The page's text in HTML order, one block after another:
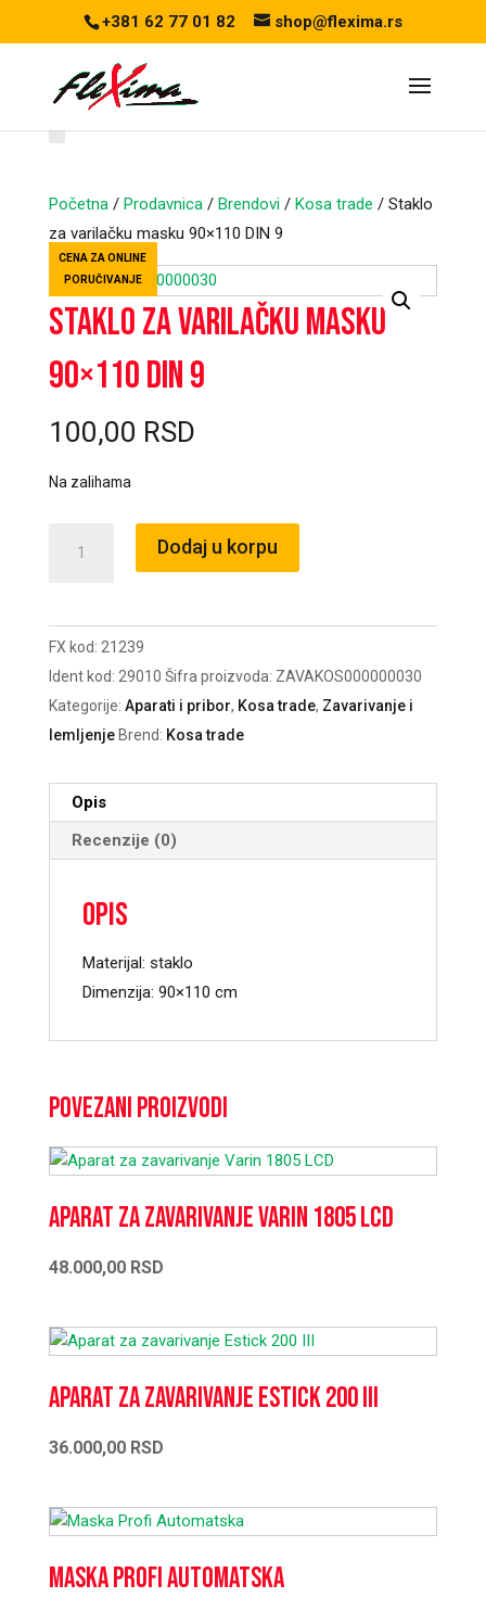
+381 62 77 01 82 shop@flexima.rs
Početna/ Prodavnica/ Brendovi/ Kosa trade / Staklo
za varilačku masku 90×110 DIN 9
CENA ZA ONLINE
PORUČIVANJE
Staklo za varilačku masku
90×110 DIN 9
100,00 RSD
Na zalihama
masku
90x110
DIN
9
količina
Dodaj u korpu
FX kod: 21239
Ident kod: 29010 Šifra proizvoda: ZAVAKOS000000030
Kategorije: Aparati i pribor, Kosa trade, Zavarivanje i
lemljenje Brend: Kosa trade
Opis
Recenzije (0)
Opis
Materijal: staklo
Dimenzija: 90×110 cm
Povezani proizvodi
Aparat za zavarivanje Varin 1805 LCD
48.000,00 RSD
Aparat za zavarivanje Estick 200 III
36.000,00 RSD
Maska Profi Automatska